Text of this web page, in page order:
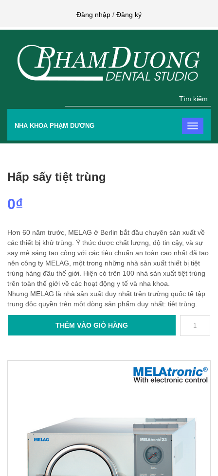
Đăng nhập / Đăng ký
Tìm kiếm
NHA KHOA PHẠM DƯƠNG
Hấp sấy tiệt trùng
0₫
Hơn 60 năm trước, MELAG ở Berlin bắt đầu chuyên sản xuất về
các thiết bị khử trùng. Ý thức được chất lượng, độ tin cậy, và sự
say mê sáng tạo cộng với các tiêu chuẩn an toàn cao nhất đã tạo
nên công ty MELAG, một trong những nhà sản xuất thiết bị tiệt
trùng hàng đâu thế giới. Hiện có trên 100 nhà sản xuất tiệt trùng
trên toàn thế giới về các hoạt động y tế và nha khoa.
Nhưng MELAG là nhà sản xuất duy nhất trên trường quốc tế tập
trung độc quyền trên một dòng sản phẩm duy nhất: tiệt trùng.
THÊM VÀO GIỎ HÀNG